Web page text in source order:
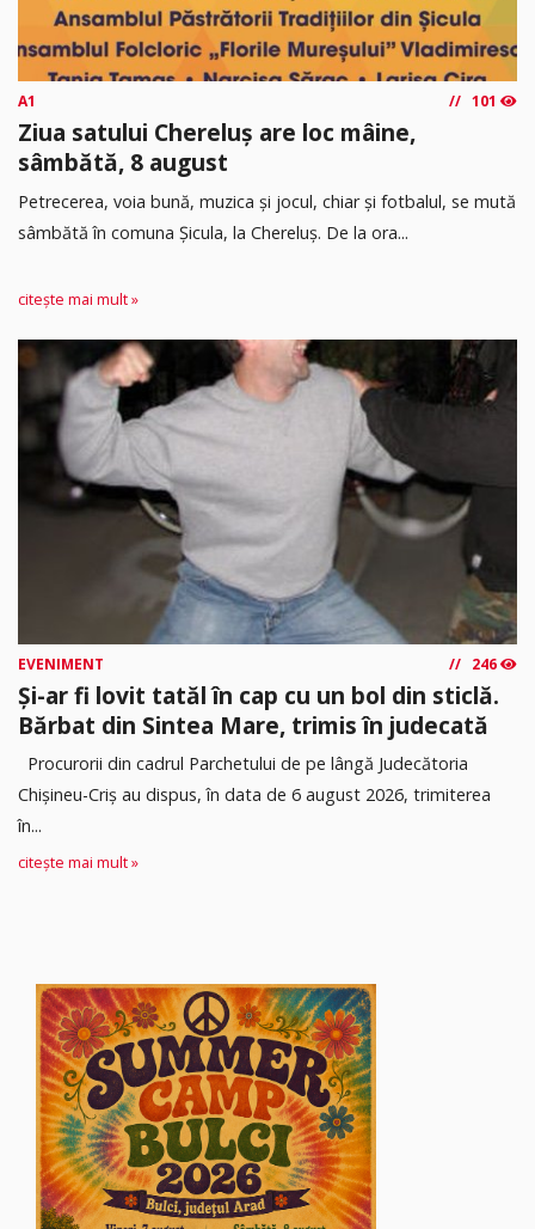
A1 101
Ziua satului Chereluș are loc mâine,
sâmbătă, 8 august
Petrecerea, voia bună, muzica și jocul, chiar și fotbalul, se mută
sâmbătă în comuna Șicula, la Chereluș. De la ora...
citește mai mult »
EVENIMENT 246
Și-ar fi lovit tatăl în cap cu un bol din sticlă.
Bărbat din Sintea Mare, trimis în judecată
Procurorii din cadrul Parchetului de pe lângă Judecătoria
Chișineu-Criș au dispus, în data de 6 august 2026, trimiterea
în...
citește mai mult »